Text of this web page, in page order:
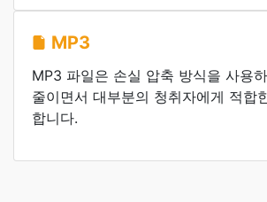
MP3
MP3 파일은 손실 압축 방식을 사용
줄이면서 대부분의 청취자에게 적합
합니다.